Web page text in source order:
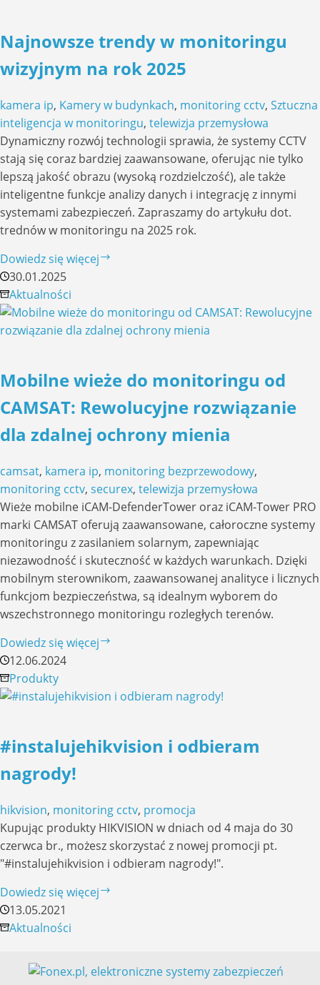
Fi
do
domu
funkcjami
Najnowsze trendy w monitoringu
wizyjnym na rok 2025
kamera ip, Kamery w budynkach, monitoring cctv, Sztuczna
inteligencja w monitoringu, telewizja przemysłowa
Dynamiczny rozwój technologii sprawia, że systemy CCTV
stają się coraz bardziej zaawansowane, oferując nie tylko
lepszą jakość obrazu (wysoką rozdzielczość), ale także
inteligentne funkcje analizy danych i integrację z innymi
systemami zabezpieczeń. Zapraszamy do artykułu dot.
trednów w monitoringu na 2025 rok.
Dowiedz się więcej
monitoringu
wizyjnym
2025
30.01.2025
Aktualności
Mobilne wieże do monitoringu od
CAMSAT: Rewolucyjne rozwiązanie
dla zdalnej ochrony mienia
camsat, kamera ip, monitoring bezprzewodowy,
monitoring cctv, securex, telewizja przemysłowa
Wieże mobilne iCAM-DefenderTower oraz iCAM-Tower PRO
marki CAMSAT oferują zaawansowane, całoroczne systemy
monitoringu z zasilaniem solarnym, zapewniając
niezawodność i skuteczność w każdych warunkach. Dzięki
mobilnym sterownikom, zaawansowanej analityce i licznych
funkcjom bezpieczeństwa, są idealnym wyborem do
wszechstronnego monitoringu rozległych terenów.
Dowiedz się więcej
monitoringu
Rewolucyjne
zdalnej
ochrony
mienia
12.06.2024
Produkty
#instalujehikvision i odbieram
nagrody!
hikvision, monitoring cctv, promocja
Kupując produkty HIKVISION w dniach od 4 maja do 30
czerwca br., możesz skorzystać z nowej promocji pt.
"#instalujehikvision i odbieram nagrody!".
Dowiedz się więcej
13.05.2021
Aktualności